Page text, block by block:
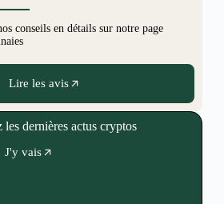
conseils en détails sur notre page
Lire les avis
les dernières actus cryptos
J'y vais